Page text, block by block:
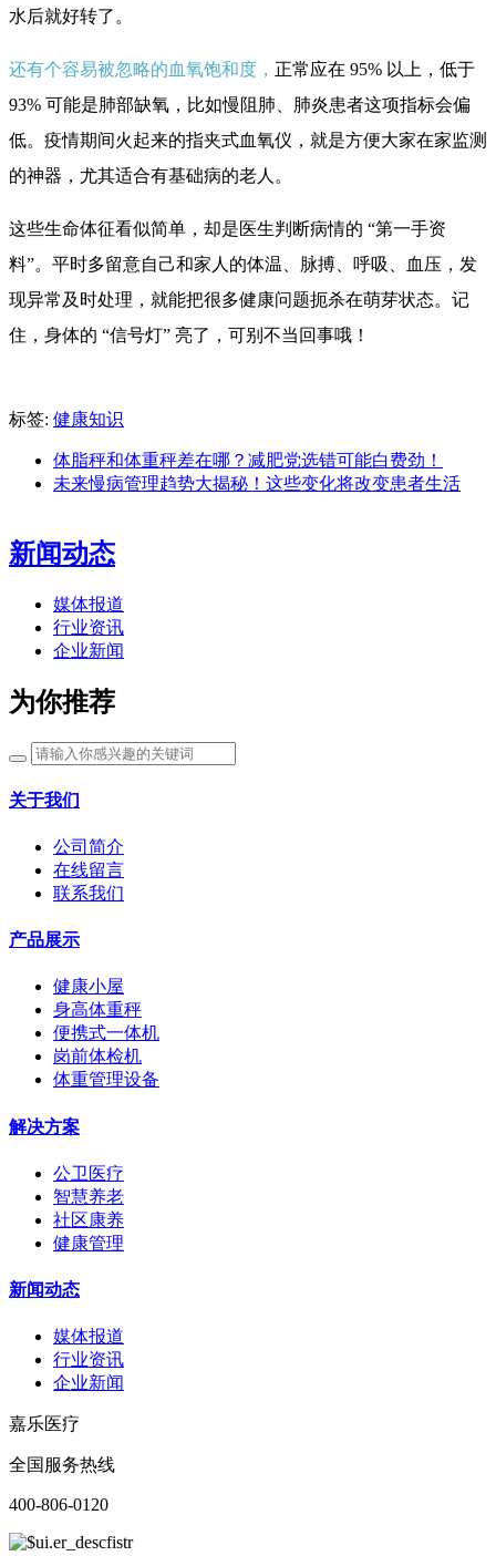
水后就好转了。
还有个容易被忽略的血氧饱和度， 正常应在 95% 以上，低于
93% 可能是肺部缺氧，比如慢阻肺、肺炎患者这项指标会偏
低。疫情期间火起来的指夹式血氧仪，就是方便大家在家监测
的神器，尤其适合有基础病的老人。
这些生命体征看似简单，却是医生判断病情的 “第一手资
料”。平时多留意自己和家人的体温、脉搏、呼吸、血压，发
现异常及时处理，就能把很多健康问题扼杀在萌芽状态。记
住，身体的 “信号灯” 亮了，可别不当回事哦！
标签: 健康知识
体脂秤和体重秤差在哪？减肥党选错可能白费劲！
未来慢病管理趋势大揭秘！这些变化将改变患者生活
新闻动态
媒体报道
行业资讯
企业新闻
为你推荐
关于我们
公司简介
在线留言
联系我们
产品展示
健康小屋
身高体重秤
便携式一体机
岗前体检机
体重管理设备
解决方案
公卫医疗
智慧养老
社区康养
健康管理
新闻动态
媒体报道
行业资讯
企业新闻
嘉乐医疗
全国服务热线
400-806-0120